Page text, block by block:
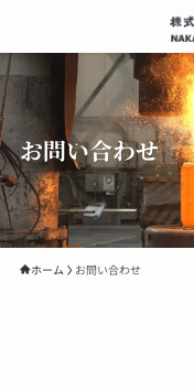
お問い合わせ
ホーム お問い合わせ